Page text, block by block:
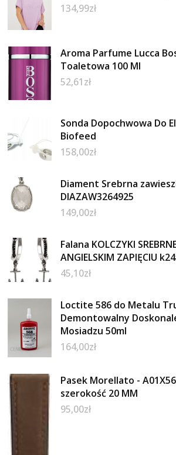
134,99zł
Aroma Parfume Lucca
Toaletowa 100 Ml
52,61zł
Sonda Dopochwowa Do
Biofeed
158,00zł
Diament Srebrna
DIAZAW3264925
149,00zł
Falana KOLCZYKI
ANGIELSKIM ZAPIĘCIU
45,10zł
Loctite 586 do Metalu
Demontowalny
Mosiadzu 50ml
164,00zł
Pasek Morellato -
szerokość 20 MM
95,00zł